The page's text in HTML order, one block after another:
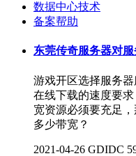
数据中心技术
备案帮助
东莞传奇服务器对
游戏开区选择服务
在线下载的速度要
宽资源必须要充足
多少带宽？
2021-04-26 GDIDC